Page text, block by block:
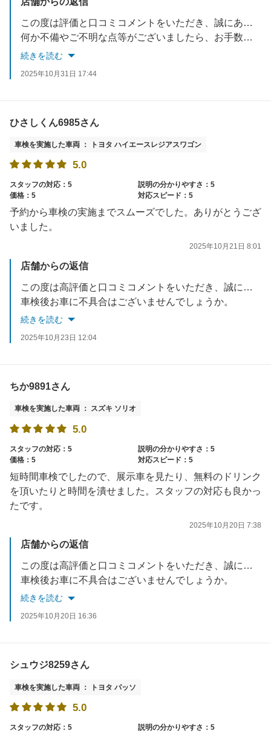
この度は評価と口コミコメントをいただき、誠にありがとうございます。
何か不備やご不明な点等がございましたら、お手数をお掛けいたしますが、お問合せいただけますようお願い申し上げます。
次回のご利用を心からお待ちしております。
続きを読む
2025年10月31日 17:44
ひさしくん6985さん
車検を実施した車両 ： トヨタ ハイエースレジアスワゴン
5.0
スタッフの対応：5
説明の分かりやすさ：5
価格：5
対応スピード：5
予約から車検の実施までスムーズでした。ありがとうござ
いました。
2025年10月21日 8:01
店舗からの返信
この度は高評価と口コミコメントをいただき、誠にありがとうございます。
車検後お車に不具合はございませんでしょうか。
何かご不明な点やお気づきの点等がございましたら、お気軽にお問合せください。
続きを読む
2025年10月23日 12:04
ちか9891さん
車検を実施した車両 ： スズキ ソリオ
5.0
スタッフの対応：5
説明の分かりやすさ：5
価格：5
対応スピード：5
短時間車検でしたので、展示車を見たり、無料のドリンク
を頂いたりと時間を潰せました。スタッフの対応も良かっ
たです。
2025年10月20日 7:38
店舗からの返信
この度は高評価と口コミコメントをいただき、誠にありがとうございます。
車検後お車に不具合はございませんでしょうか。
何かご不明な点やお気づきの点等がございましたら、お気軽にお問合せください。
続きを読む
2025年10月20日 16:36
シュウジ8259さん
車検を実施した車両 ： トヨタ パッソ
5.0
スタッフの対応：5
説明の分かりやすさ：5